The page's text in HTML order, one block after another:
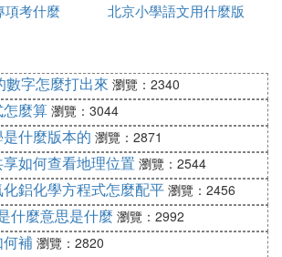
、語文版、蘇教版、鄂教版、魯教
教版、冀教版、浙教版、河大版；
版、人教版、蘇科版、京教版、魯
浙教版、湘教版、冀教版；英語教
版、冀河版、魯教版、牛津版、湘
物理教材：新人教、教科版、粵滬
大版、滬科版；化學教材：人教
湘教版、粵教版、魯教版、北京義
人教版、湘教版、蘇教版、科教
教版、魯教版、陝教版、人民版；
、北師大版、川教版；生物教材：
德育
項考什麼
北京小學語文用什麼版
字怎麼打出來 瀏覽：2340
麼算 瀏覽：3044
什麼版本的 瀏覽：2871
如何查看地理位置 瀏覽：2544
鋁化學方程式怎麼配平 瀏覽：2456
什麼意思是什麼 瀏覽：2992
補 瀏覽：2820